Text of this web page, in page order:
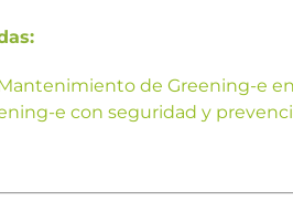
de Greening-e
e con seguridad y